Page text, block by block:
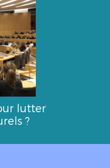
lutter
?